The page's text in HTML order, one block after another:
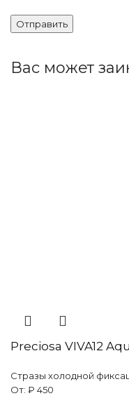
Вас может
Preciosa VIVA12
Стразы холодной
От: ₽ 450